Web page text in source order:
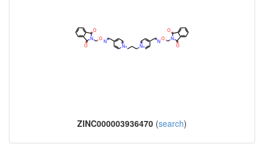
ZINC000003936470 (search)